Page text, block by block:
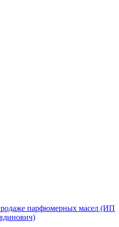
парфюмерных масел (ИП